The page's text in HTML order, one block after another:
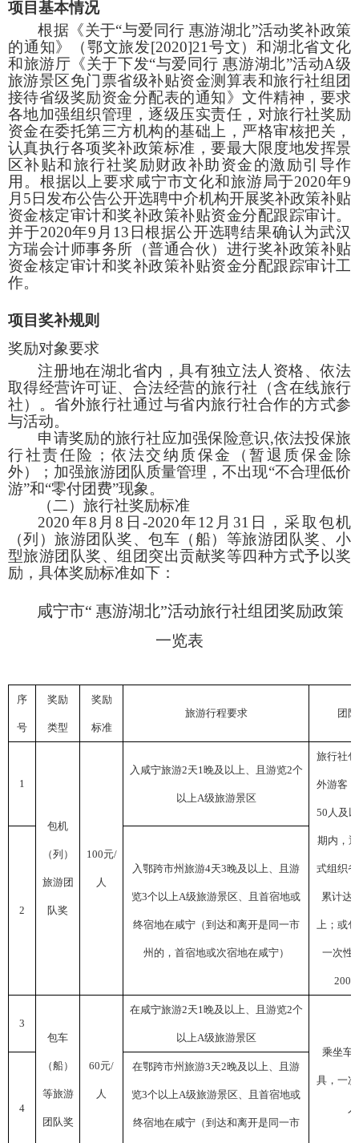
项目基本情况
根据《关于“与爱同行 惠游湖北”活动奖补政策
的通知》（鄂文旅发[2020]21 号文）和湖北省文化
和旅游厅《关于下发“与爱同行 惠游湖北”活动A级
旅游景区免门票省级补贴资金测算表和旅行社组团
接待省级奖励资金分配表的通知》文件精神，要求
各地加强组织管理，逐级压实责任，对旅行社奖励
资金在委托第三方机构的基础上，严格审核把关，
认真执行各项奖补政策标准，要最大限度地发挥景
区补贴和旅行社奖励财政补助资金的激励引导作
用。根据以上要求咸宁市文化和旅游局于2020年9
月 5 日发布公告公开选聘中介机构开展奖补政策补贴
资金核定审计和奖补政策补贴资金分配跟踪审计。
并于2020年9 月 13 日根据公开选聘结果确认为武汉
方瑞会计师事务所（普通合伙）进行奖补政策补贴
资金核定审计和奖补政策补贴资金分配跟踪审计工
作。
项目奖补规则
奖励对象要求
注册地在湖北省内，具有独立法人资格、依法
取得经营许可证、合法经营的旅行社（含在线旅行
社）。省外旅行社通过与省内旅行社合作的方式参
与活动。
申请奖励的旅行社应加强保险意识,依法投保旅
行社责任险；依法交纳质保金（暂退质保金除
外）；加强旅游团队质量管理，不出现“不合理低价
游”和“零付团费”现象。
（二）旅行社奖励标准
2020年8 月8 日 -2020年12 月 31 日，采取包机
（列）旅游团队奖、包车（船）等旅游团队奖、小
型旅游团队奖、组团突出贡献奖等四种方式予以奖
励，具体奖励标准如下：
咸宁市“ 惠游湖北”活动旅行社组团奖励政策
一览表
序
号
奖励
类型
奖励
标准
旅游行程要求 团
1
包机
（列）
旅游团
队奖
100元/
人
入咸宁旅游2天1晚及以上、且游览2个
以上A级旅游景区
旅行社
外游客
50 人及
期内，
式组织
累计达
上；或
一次性
200
2
入鄂跨市州旅游4天3晚及以上、且游
览3个以上A级旅游景区、且首宿地或
终宿地在咸宁（到达和离开是同一市
州的，首宿地或次宿地在咸宁）
3
包车
（船）
等旅游
团队奖
60元/
人
在咸宁旅游2天1晚及以上、且游览2个
以上A级旅游景区
乘坐车
具，一
4
在鄂跨市州旅游3天2晚及以上、且游
览3个以上A级旅游景区、且首宿地或
终宿地在咸宁（到达和离开是同一市